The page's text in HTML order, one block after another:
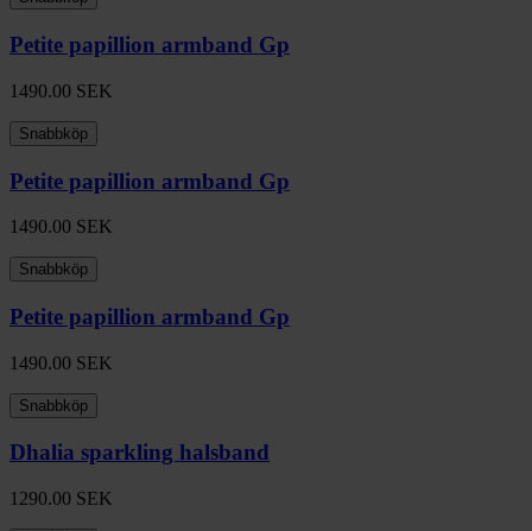
Petite papillion armband Gp
1490.00 SEK
Snabbköp
Petite papillion armband Gp
1490.00 SEK
Snabbköp
Petite papillion armband Gp
1490.00 SEK
Snabbköp
Dhalia sparkling halsband
1290.00 SEK